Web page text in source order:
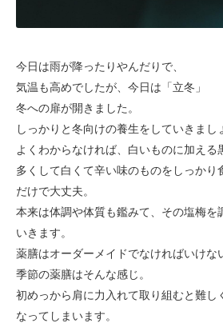
今日は雨が降ったりやんだりで、
気温も高めでしたが、今日は「立冬」
冬への扉が開きました。
しっかりと冬向けの養生をしていきまし
よくわからなければ、白いものに加える
多くして白くて辛い味のものをしっかり
だけで大丈夫。
本来は体調や体質も鑑みて、その塩梅を
いきます。
薬膳はオーダーメイドでなければいけな
季節の薬膳はそんな感じ。
初めっから肩に力入れて取り組むと難し
なってしまいます。